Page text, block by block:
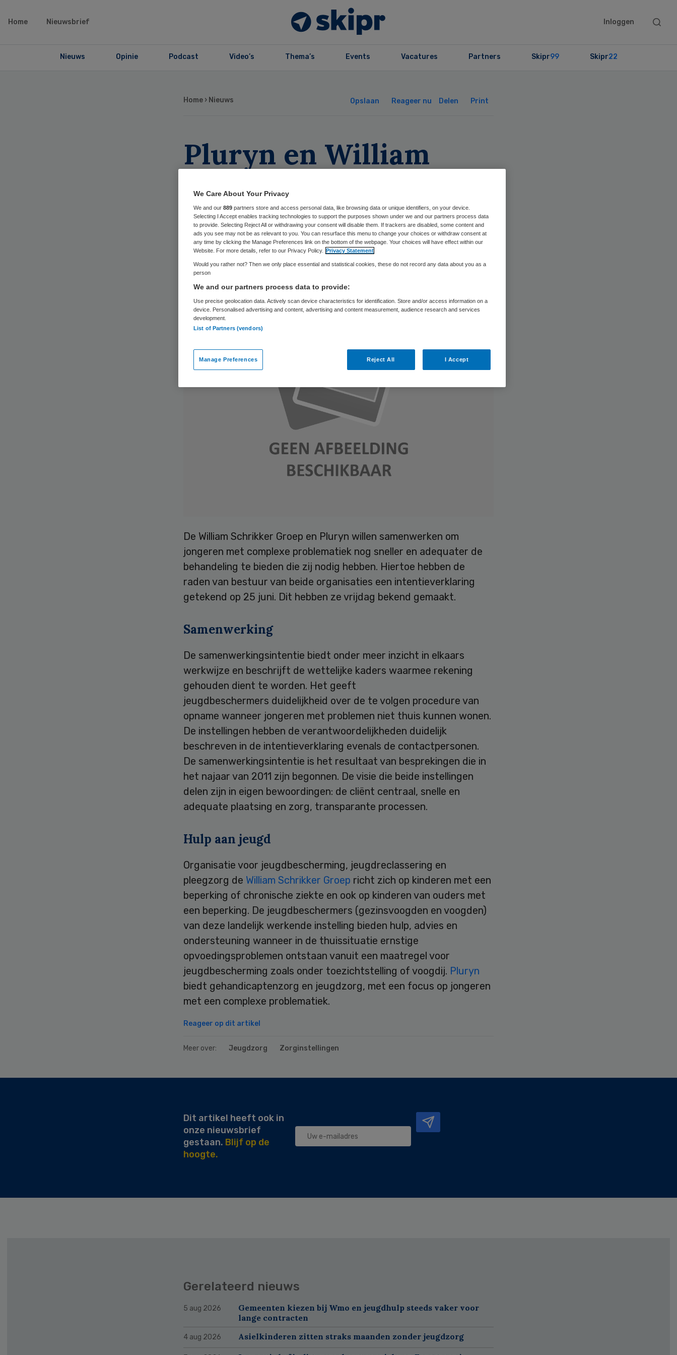
Home Nieuwsbrief Inloggen
Search
Nieuws Opinie Podcast Video’s Thema’s Events Vacatures Partners Skipr99 Skipr22
Home › Nieuws Opslaan Reageer nu Delen Print
Pluryn en William
Schrikker Groep
werken samen
De William Schrikker Groep en Pluryn willen samenwerken om
jongeren met complexe problematiek nog sneller en adequater de
behandeling te bieden die zij nodig hebben. Hiertoe hebben de
raden van bestuur van beide organisaties een intentieverklaring
getekend op 25 juni. Dit hebben ze vrijdag bekend gemaakt.
Samenwerking
De samenwerkingsintentie biedt onder meer inzicht in elkaars
werkwijze en beschrijft de wettelijke kaders waarmee rekening
gehouden dient te worden. Het geeft
jeugdbeschermers duidelijkheid over de te volgen procedure van
opname wanneer jongeren met problemen niet thuis kunnen wonen.
De instellingen hebben de verantwoordelijkheden duidelijk
beschreven in de intentieverklaring evenals de contactpersonen.
De samenwerkingsintentie is het resultaat van besprekingen die in
het najaar van 2011 zijn begonnen. De visie die beide instellingen
delen zijn in eigen bewoordingen: de cliënt centraal, snelle en
adequate plaatsing en zorg, transparante processen.
Hulp aan jeugd
Organisatie voor jeugdbescherming, jeugdreclassering en
pleegzorg de William Schrikker Groep richt zich op kinderen met een
beperking of chronische ziekte en ook op kinderen van ouders met
een beperking. De jeugdbeschermers (gezinsvoogden en voogden)
van deze landelijk werkende instelling bieden hulp, advies en
ondersteuning wanneer in de thuissituatie ernstige
opvoedingsproblemen ontstaan vanuit een maatregel voor
jeugdbescherming zoals onder toezichtstelling of voogdij. Pluryn
biedt gehandicaptenzorg en jeugdzorg, met een focus op jongeren
met een complexe problematiek.
Reageer op dit artikel
Meer over: Jeugdzorg Zorginstellingen
Dit artikel heeft ook in
onze nieuwsbrief
gestaan. Blijf op de
hoogte.
Gerelateerd nieuws
5 aug 2026
Gemeenten kiezen bij Wmo en jeugdhulp steeds vaker voor
lange contracten
4 aug 2026 Asielkinderen zitten straks maanden zonder jeugdzorg
We Care About Your Privacy
We and our 889 partners store and access personal data, like browsing data or unique identifiers, on your device.
Selecting I Accept enables tracking technologies to support the purposes shown under we and our partners process data
to provide. Selecting Reject All or withdrawing your consent will disable them. If trackers are disabled, some content and
ads you see may not be as relevant to you. You can resurface this menu to change your choices or withdraw consent at
any time by clicking the Manage Preferences link on the bottom of the webpage. Your choices will have effect within our
Website. For more details, refer to our Privacy Policy. Privacy Statement
Would you rather not? Then we only place essential and statistical cookies, these do not record any data about you as a
person
We and our partners process data to provide:
Use precise geolocation data. Actively scan device characteristics for identification. Store and/or access information on a
device. Personalised advertising and content, advertising and content measurement, audience research and services
development.
List of Partners (vendors)
Manage Preferences Reject All I Accept